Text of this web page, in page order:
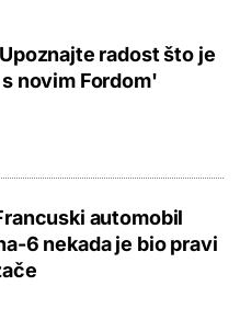
radost što je
novim Fordom'
automobil
6 nekada je bio pravi